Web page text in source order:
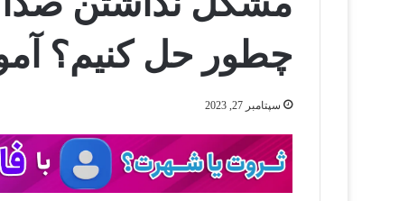
چطور حل کنیم؟
سپتامبر 27, 2023